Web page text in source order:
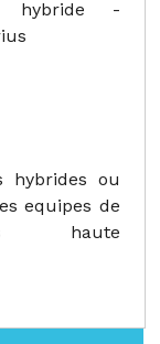
hybride -
hybrides ou
equipes de
haute